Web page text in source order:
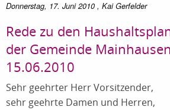
Donnerstag, 17. Juni 2010 , Kai Gerfelder
Rede zu den
der Gemeinde
15.06.2010
Sehr geehrter Herr Vorsitzender,
sehr geehrte Damen und Herren,